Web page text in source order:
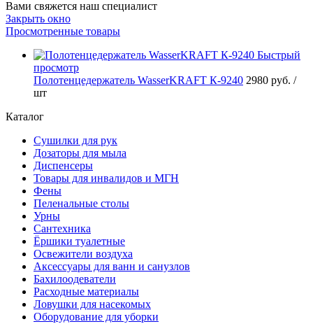
Вами свяжется наш специалист
Закрыть окно
Просмотренные товары
Быстрый
просмотр
Полотенцедержатель WasserKRAFT К-9240 2980 руб. /
шт
Каталог
Сушилки для рук
Дозаторы для мыла
Диспенсеры
Товары для инвалидов и МГН
Фены
Пеленальные столы
Урны
Сантехника
Ёршики туалетные
Освежители воздуха
Аксессуары для ванн и санузлов
Бахилоодеватели
Расходные материалы
Ловушки для насекомых
Оборудование для уборки